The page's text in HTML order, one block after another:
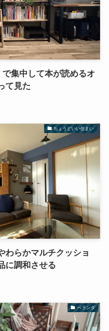
集中して本が読めるオ
て見た
ちょうどいい住まい
わらかマルチクッショ
に調和させる
ベランダ